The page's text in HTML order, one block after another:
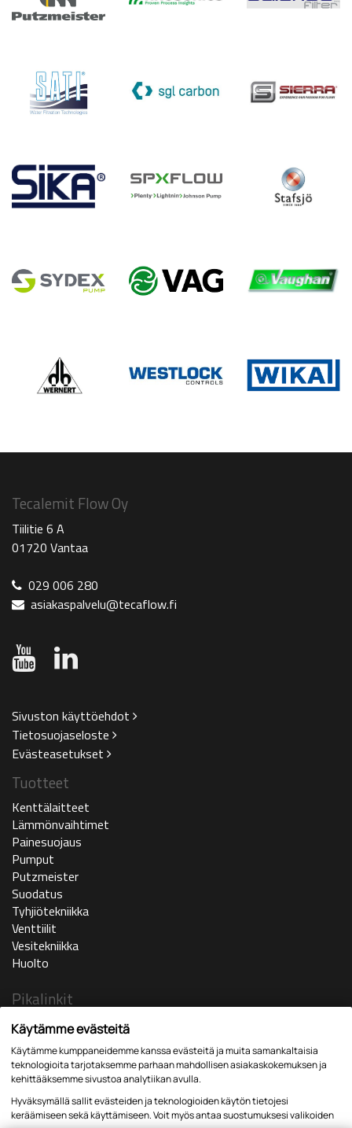
Tecalemit Flow Oy
Tiilitie 6 A
01720 Vantaa
029 006 280
asiakaspalvelu@tecaflow.fi
Sivuston käyttöehdot
Tietosuojaseloste
Evästeasetukset
Tuotteet
Kenttälaitteet
Lämmönvaihtimet
Painesuojaus
Pumput
Putzmeister
Suodatus
Tyhjiötekniikka
Venttiilit
Vesitekniikka
Huolto
Pikalinkit
Ajankohtaista
Yritys
In english
Huoltopyyntö
Lomakkeet
Käytämme evästeitä
Käytämme kumppaneidemme kanssa evästeitä ja muita samankaltaisia
teknologioita tarjotaksemme parhaan mahdollisen asiakaskokemuksen ja
kehittääksemme sivustoa analytiikan avulla.
Hyväksymällä sallit evästeiden ja teknologioiden käytön tietojesi
keräämiseen sekä käyttämiseen. Voit myös antaa suostumuksesi valikoiden